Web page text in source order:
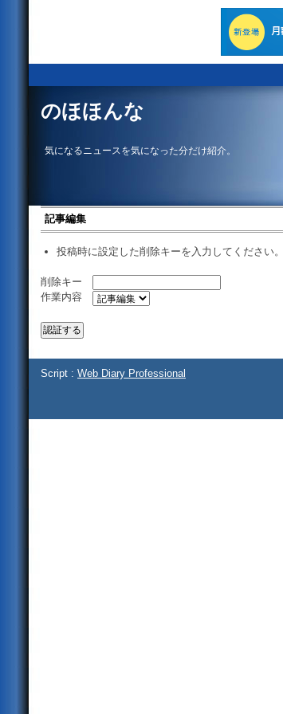
のほほんな
気になるニュースを気になった分だけ紹介。
記事編集
投稿時に設定した削除キーを入力してください。
削除キー
作業内容
Script : Web Diary Professional